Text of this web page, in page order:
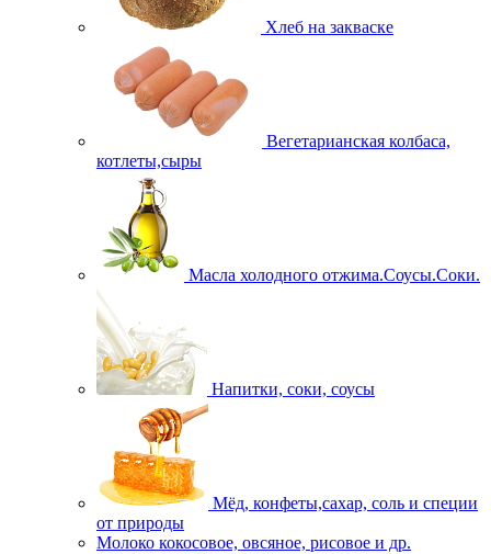
Хлеб на закваске
Вегетарианская колбаса,
котлеты,сыры
Масла холодного отжима.Соусы.Соки.
Напитки, соки, соусы
Мёд, конфеты,сахар, соль и специи
от природы
Молоко кокосовое, овсяное, рисовое и др.